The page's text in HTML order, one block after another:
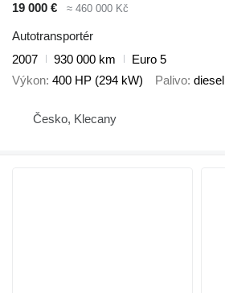
19 000 €
≈ 460 000 Kč
Autotransportér
2007
930 000 km
Euro 5
Výkon 400 HP (294 kW) Palivo diesel
Česko, Klecany